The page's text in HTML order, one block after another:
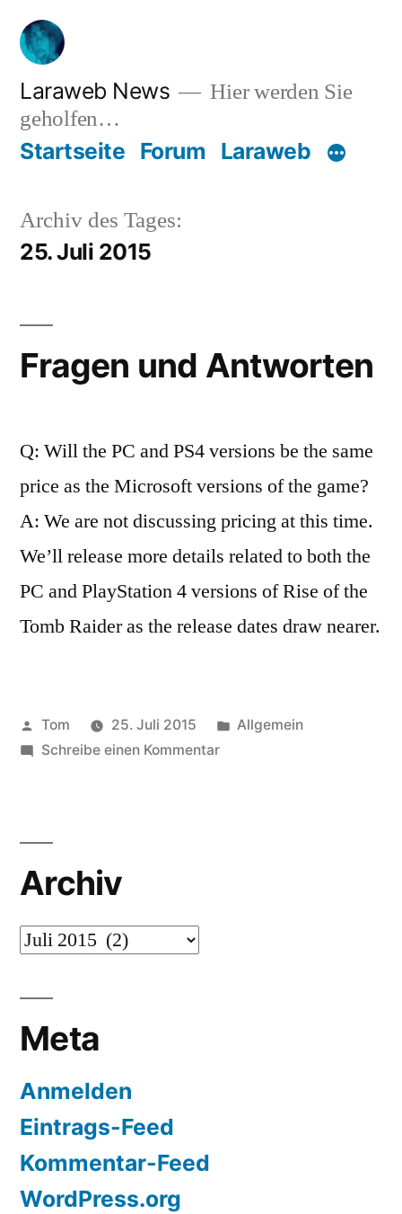
Zum
Inhalt
springen
Laraweb News
Hier werden Sie
geholfen…
Startseite Forum Laraweb
Archiv des Tages:
25. Juli 2015
Fragen und Antworten
Q: Will the PC and PS4 versions be the same
price as the Microsoft versions of the game?
A: We are not discussing pricing at this time.
We’ll release more details related to both the
PC and PlayStation 4 versions of Rise of the
Tomb Raider as the release dates draw nearer.
Veröffentlicht
von
Tom 25. Juli 2015
Veröffentlicht
Allgemein
Schreibe einen Kommentarzu
Archiv
Archiv
Meta
Anmelden
Eintrags-Feed
Kommentar-Feed
WordPress.org